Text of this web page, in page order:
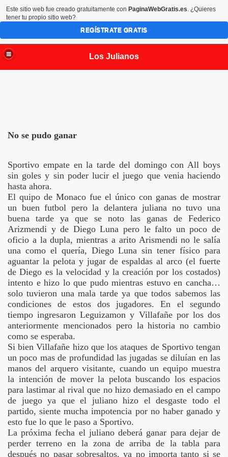
Los Julianos
No se pudo ganar
Sportivo empate en la tarde del domingo con All boys
sin goles y sin poder lucir el juego que venia haciendo
hasta ahora.
El quipo de Monaco fue el único con ganas de mostrar
un buen futbol pero la delantera juliana no tuvo una
buena tarde ya que se noto las ganas de Federico
Arizmendi y de Diego Luna pero le falto un poco de
oficio a la dupla, mientras a arito Arismendi no le salía
una como el quería, Diego Luna sin tener físico para
aguantar la pelota y jugar de espaldas al arco (el fuerte
de Diego es la velocidad y la creación por los costados)
intento e hizo lo que pudo mientras estuvo en cancha…
solo tuvieron una mala tarde ya que todos sabemos las
condiciones de estos dos jugadores. En el segundo
tiempo ingresaron Leguizamon y Villafañe por los dos
anteriormente mencionados pero la historia no cambio
como se esperaba.
Si bien Villafañe hizo que los ataques de Sportivo tengan
un poco mas de profundidad las jugadas se diluían en las
manos del arquero visitante, cuando un equipo muestra
la intención de mover la pelota buscando los espacios
para lastimar al rival que no hizo demasiado en el campo
de juego ya que el juliano hizo el desgaste todo el
partido, siente mucha impotencia por no haber ganado y
esto fue lo que le paso a Sportivo.
La próxima fecha el juliano deberá ganar para dejar de
perder terreno en la zona de arriba de la tabla para
después no pasar sobresaltos, ya no importa tanto si se
Norte
Este sitio web fue creado gratuitamente con PaginaWebGratis.es. ¿Quieres
tener tu propio sitio web?
REGÍSTRATE GRATIS